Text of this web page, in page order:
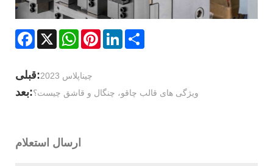
Facebook
X WhatsAppPinterestLinkedIn
قبلی: چیناپلاس 2023
بعد:ویژگی های قالب چاقو، چنگال و قاشق چیست؟
ارسال استعلام